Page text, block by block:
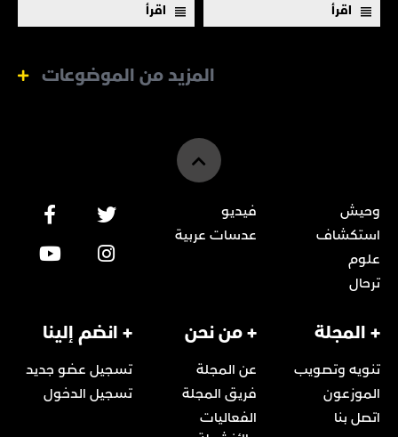
اقرأ اقرأ
المزيد من الموضوعات
وحيش
استكشاف
علوم
ترحال
فيديو
عدسات عربية
+ المجلة
تنويه وتصويب
الموزعون
اتصل بنا
+ من نحن
عن المجلة
فريق المجلة
الفعاليات
+ انضم إلينا
تسجيل عضو جديد
تسجيل الدخول